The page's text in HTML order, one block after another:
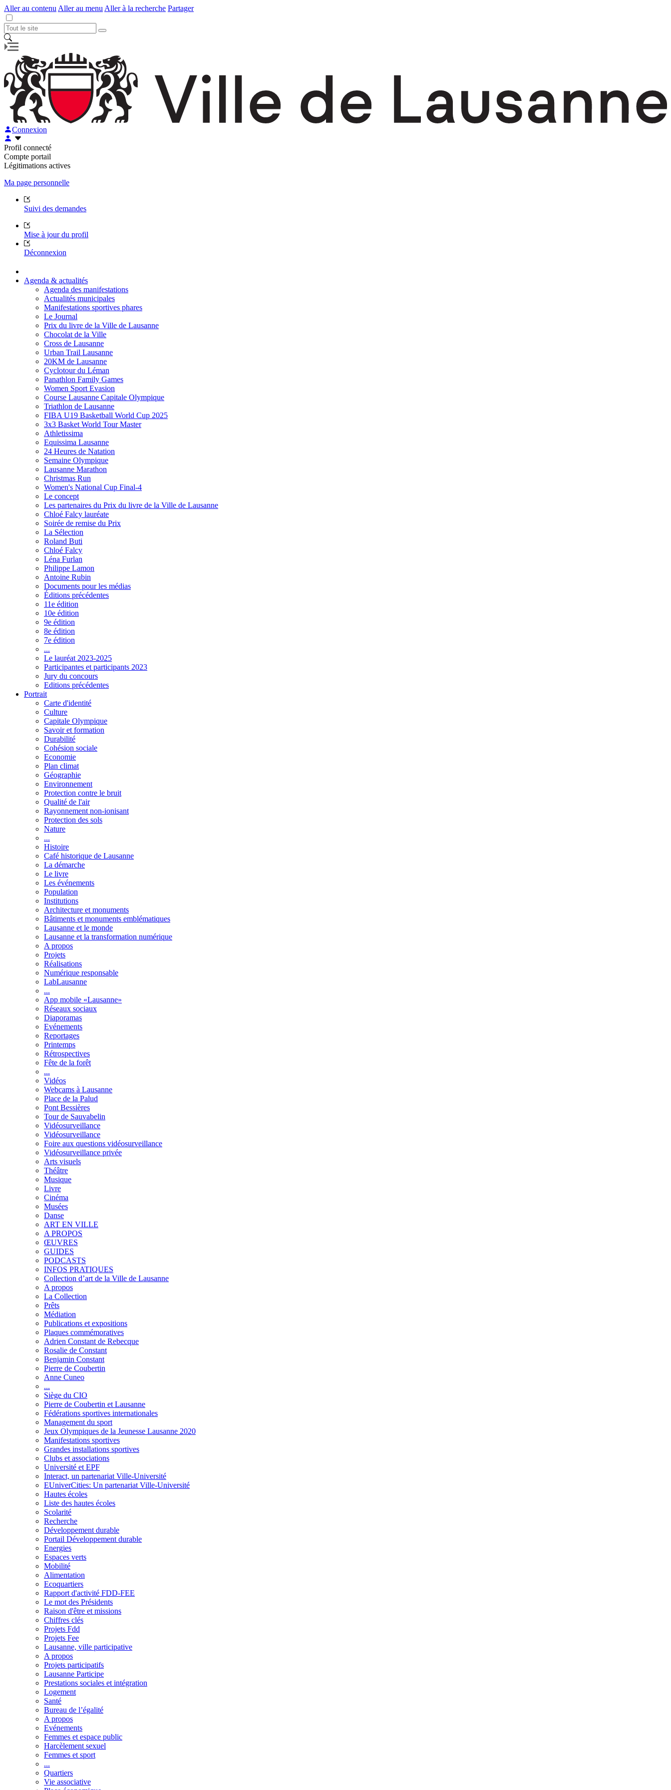
Aller au contenu Aller au menu Aller à la recherche Partager
Connexion
Profil connecté
Compte portail
Légitimations actives
Ma page personnelle
Suivi des demandes
Mise à jour du profil
Déconnexion
Agenda & actualités
Agenda des manifestations
Actualités municipales
Manifestations sportives phares
Le Journal
Prix du livre de la Ville de Lausanne
Chocolat de la Ville
Cross de Lausanne
Urban Trail Lausanne
20KM de Lausanne
Cyclotour du Léman
Panathlon Family Games
Women Sport Evasion
Course Lausanne Capitale Olympique
Triathlon de Lausanne
FIBA U19 Basketball World Cup 2025
3x3 Basket World Tour Master
Athletissima
Equissima Lausanne
24 Heures de Natation
Semaine Olympique
Lausanne Marathon
Christmas Run
Women's National Cup Final-4
Le concept
Les partenaires du Prix du livre de la Ville de Lausanne
Chloé Falcy lauréate
Soirée de remise du Prix
La Sélection
Roland Buti
Chloé Falcy
Léna Furlan
Philippe Lamon
Antoine Rubin
Documents pour les médias
Éditions précédentes
11e édition
10e édition
9e édition
8e édition
7e édition
...
Le lauréat 2023-2025
Participantes et participants 2023
Jury du concours
Editions précédentes
Portrait
Carte d'identité
Culture
Capitale Olympique
Savoir et formation
Durabilité
Cohésion sociale
Economie
Plan climat
Géographie
Environnement
Protection contre le bruit
Qualité de l'air
Rayonnement non-ionisant
Protection des sols
Nature
...
Histoire
Café historique de Lausanne
La démarche
Le livre
Les événements
Population
Institutions
Architecture et monuments
Bâtiments et monuments emblématiques
Lausanne et le monde
Lausanne et la transformation numérique
A propos
Projets
Réalisations
Numérique responsable
LabLausanne
...
App mobile «Lausanne»
Réseaux sociaux
Diaporamas
Evénements
Reportages
Printemps
Rétrospectives
Fête de la forêt
...
Vidéos
Webcams à Lausanne
Place de la Palud
Pont Bessières
Tour de Sauvabelin
Vidéosurveillance
Vidéosurveillance
Foire aux questions vidéosurveillance
Vidéosurveillance privée
Arts visuels
Théâtre
Musique
Livre
Cinéma
Musées
Danse
ART EN VILLE
A PROPOS
ŒUVRES
GUIDES
PODCASTS
INFOS PRATIQUES
Collection d’art de la Ville de Lausanne
A propos
La Collection
Prêts
Médiation
Publications et expositions
Plaques commémoratives
Adrien Constant de Rebecque
Rosalie de Constant
Benjamin Constant
Pierre de Coubertin
Anne Cuneo
...
Siège du CIO
Pierre de Coubertin et Lausanne
Fédérations sportives internationales
Management du sport
Jeux Olympiques de la Jeunesse Lausanne 2020
Manifestations sportives
Grandes installations sportives
Clubs et associations
Université et EPF
Interact, un partenariat Ville-Université
EUniverCities: Un partenariat Ville-Université
Hautes écoles
Liste des hautes écoles
Scolarité
Recherche
Développement durable
Portail Développement durable
Energies
Espaces verts
Mobilité
Alimentation
Ecoquartiers
Rapport d'activité FDD-FEE
Le mot des Présidents
Raison d'être et missions
Chiffres clés
Projets Fdd
Projets Fee
Lausanne, ville participative
A propos
Projets participatifs
Lausanne Participe
Prestations sociales et intégration
Logement
Santé
Bureau de l’égalité
A propos
Evénements
Femmes et espace public
Harcèlement sexuel
Femmes et sport
...
Quartiers
Vie associative